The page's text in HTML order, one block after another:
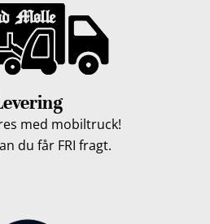
med mobiltruck!
du får FRI fragt.